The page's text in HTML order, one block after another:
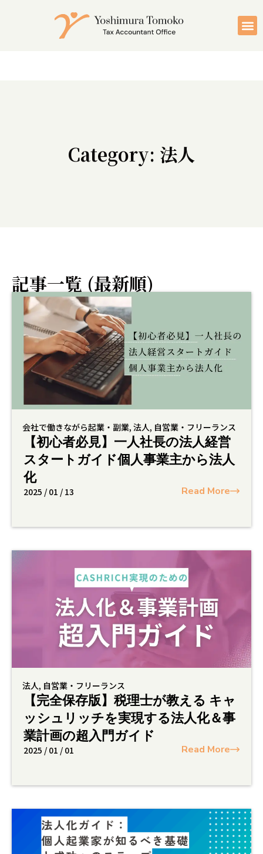
Category: 法人
記事一覧 (最新順)
会社で働きながら起業・副業, 法人, 自営業・フリーランス
【初心者必見】一人社長の法人経営
スタートガイド個人事業主から法人
化
2025 / 01 / 13 Read More
法人, 自営業・フリーランス
【完全保存版】税理士が教える キャ
ッシュリッチを実現する法人化＆事
業計画の超入門ガイド
2025 / 01 / 01 Read More